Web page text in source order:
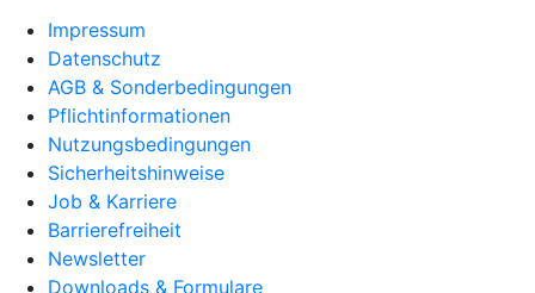
Impressum
Datenschutz
AGB & Sonderbedingungen
Pflichtinformationen
Nutzungsbedingungen
Sicherheitshinweise
Job & Karriere
Barrierefreiheit
Newsletter
Downloads & Formulare